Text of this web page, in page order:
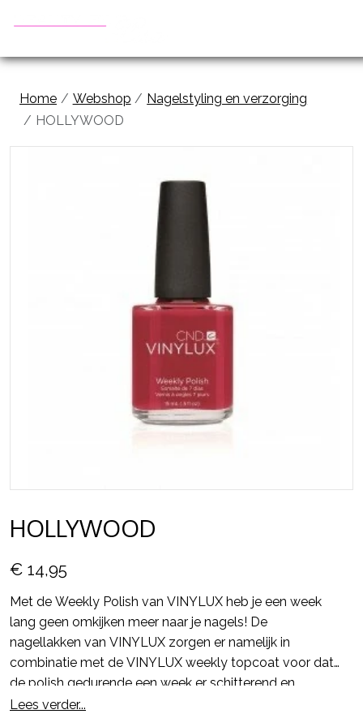
Home Webshop
Nagelstyling en verzorging
HOLLYWOOD
HOLLYWOOD
€ 14,95
Met de Weekly Polish van VINYLUX heb je een week
lang geen omkijken meer naar je nagels! De
nagellakken van VINYLUX zorgen er namelijk in
combinatie met de VINYLUX weekly topcoat voor dat
de polish gedurende een week er schitterend en
glanzend uit blijft zien en alsmaar sterker wordt.
Lees verder...